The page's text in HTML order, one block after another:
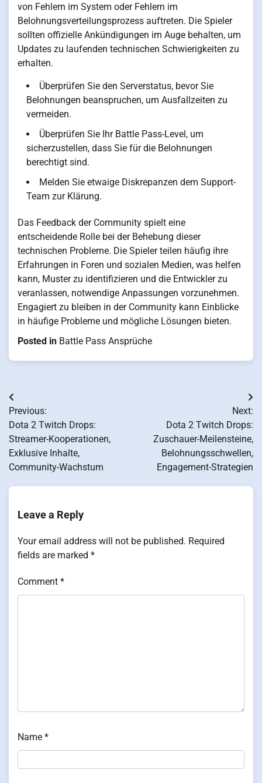
von Fehlern im System oder Fehlern im
Belohnungsverteilungsprozess auftreten. Die Spieler
sollten offizielle Ankündigungen im Auge behalten, um
Updates zu laufenden technischen Schwierigkeiten zu
erhalten.
Überprüfen Sie den Serverstatus, bevor Sie
Belohnungen beanspruchen, um Ausfallzeiten zu
vermeiden.
Überprüfen Sie Ihr Battle Pass-Level, um
sicherzustellen, dass Sie für die Belohnungen
berechtigt sind.
Melden Sie etwaige Diskrepanzen dem Support-
Team zur Klärung.
Das Feedback der Community spielt eine
entscheidende Rolle bei der Behebung dieser
technischen Probleme. Die Spieler teilen häufig ihre
Erfahrungen in Foren und sozialen Medien, was helfen
kann, Muster zu identifizieren und die Entwickler zu
veranlassen, notwendige Anpassungen vorzunehmen.
Engagiert zu bleiben in der Community kann Einblicke
in häufige Probleme und mögliche Lösungen bieten.
Posted in Battle Pass Ansprüche
Post
navigation
Previous:
Dota 2 Twitch Drops:
Streamer-Kooperationen,
Exklusive Inhalte,
Community-Wachstum
Next:
Dota 2 Twitch Drops:
Zuschauer-Meilensteine,
Belohnungsschwellen,
Engagement-Strategien
Leave a Reply
Your email address will not be published. Required
fields are marked *
Comment *
Name *